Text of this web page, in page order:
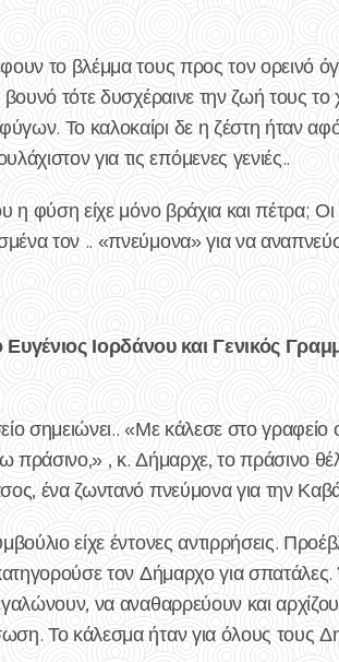
το βλέμμα τους προς τον ορεινό
τότε δυσχέραινε την ζωή τους το
Το καλοκαίρι δε η ζέστη ήταν
για τις επόμενες γενιές..
η φύση είχε μόνο βράχια και πέτρα;
τον .. «πνεύμονα» για να
Ιορδάνου και Γενικός
σημειώνει.. «Με κάλεσε στο
πράσινο,» , κ. Δήμαρχε, το πράσινο
ένα ζωντανό πνεύμονα για την
είχε έντονες αντιρρήσεις.
τον Δήμαρχο για
να αναθαρρεύουν και
Το κάλεσμα ήταν για όλους τους